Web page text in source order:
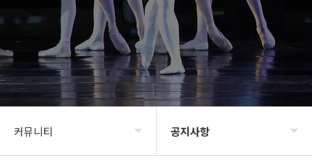
커뮤니티 공지사항